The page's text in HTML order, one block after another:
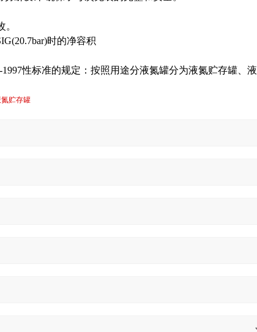
时的净容积
性标准的规定：按照用途分液氮罐分为液氮贮存罐、液
贮存罐